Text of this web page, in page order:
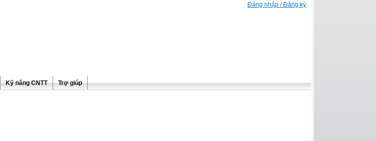
Đăng nhập / Đăng ký
Kỹ năng CNTT Trợ giúp